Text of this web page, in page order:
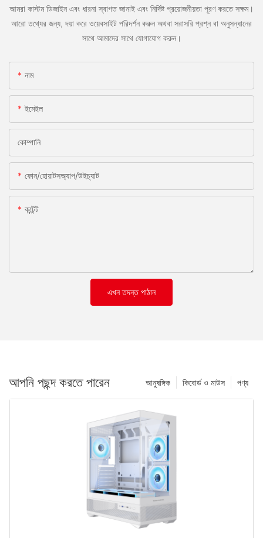
আমরা কাস্টম ডিজাইন এবং ধারনা স্বাগত জানাই এবং নির্দিষ্ট প্রয়োজনীয়তা পূরণ করতে সক্ষম।
আরো তথ্যের জন্য, দয়া করে ওয়েবসাইট পরিদর্শন করুন অথবা সরাসরি প্রশ্ন বা অনুসন্ধানের
সাথে আমাদের সাথে যোগাযোগ করুন।
নাম
ইমেইল
কোম্পানি
ফোন/হোয়াটসঅ্যাপ/উইচ্যাট
কন্টেন্ট
এখন তদন্ত পাঠান
আপনি পছন্দ করতে পারেন পণ্য
কিবোর্ড ও মাউস
আনুষঙ্গিক